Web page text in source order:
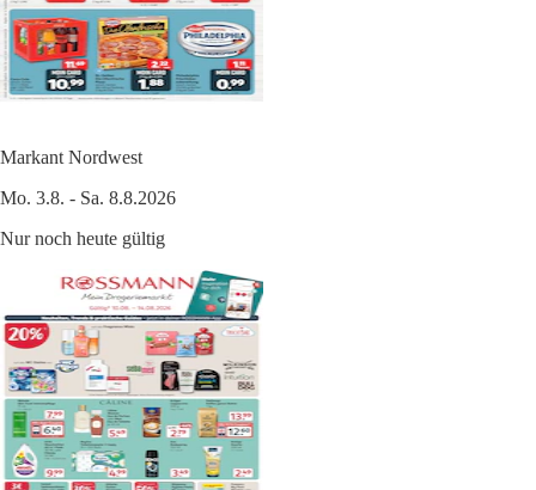
Markant Nordwest
Mo. 3.8. - Sa. 8.8.2026
Nur noch heute gültig